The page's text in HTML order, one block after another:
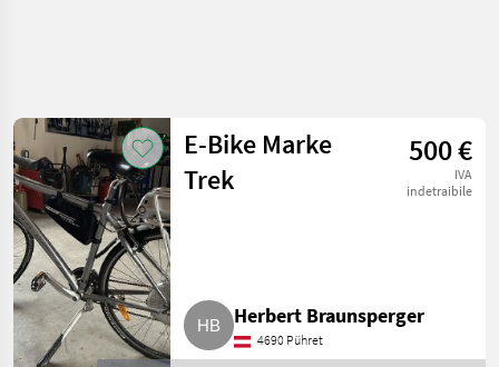
E-Bike Marke
Trek
500 €
IVA
indetraibile
Herbert Braunsperger
4690 Pühret